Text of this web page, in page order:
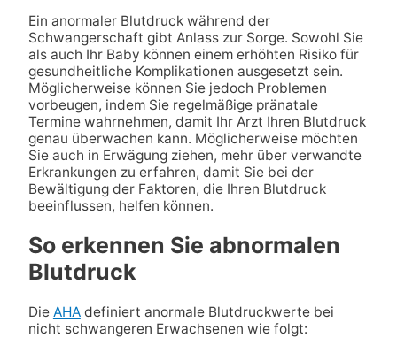
Ein anormaler Blutdruck während der
Schwangerschaft gibt Anlass zur Sorge. Sowohl Sie
als auch Ihr Baby können einem erhöhten Risiko für
gesundheitliche Komplikationen ausgesetzt sein.
Möglicherweise können Sie jedoch Problemen
vorbeugen, indem Sie regelmäßige pränatale
Termine wahrnehmen, damit Ihr Arzt Ihren Blutdruck
genau überwachen kann. Möglicherweise möchten
Sie auch in Erwägung ziehen, mehr über verwandte
Erkrankungen zu erfahren, damit Sie bei der
Bewältigung der Faktoren, die Ihren Blutdruck
beeinflussen, helfen können.
So erkennen Sie abnormalen
Blutdruck
Die AHAdefiniert anormale Blutdruckwerte bei
nicht schwangeren Erwachsenen wie folgt: